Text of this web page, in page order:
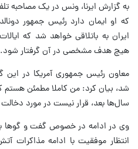
به گزارش ایرنا، ونس در یک مصاحبه
که او ایمان دارد رئیس جمهور
ایران به باتلاقی خواهد شد که
هیچ هدف مشخصی در آن گرفتار شود.
معاون رئیس جمهوری آمریکا در
شد، بیان کرد: من کاملا مطمئن هستم
سال‌ها بعد، قرار نیست در مورد
وی در ادامه در خصوص گفت و گوها
انتظار موفقیت با ادامه مذاکرات